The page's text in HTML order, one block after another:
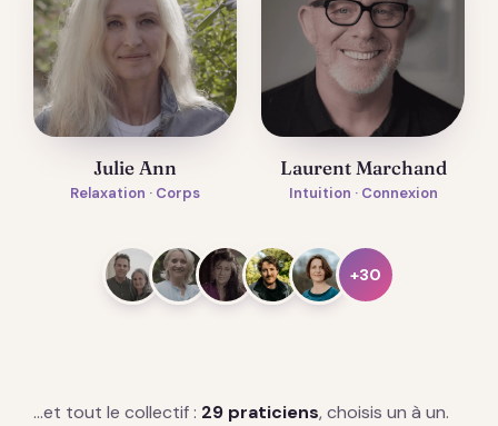
Julie Ann
Relaxation · Corps
Laurent Marchand
Intuition · Connexion
+30
…et tout le collectif : 29 praticiens, choisis un à un.